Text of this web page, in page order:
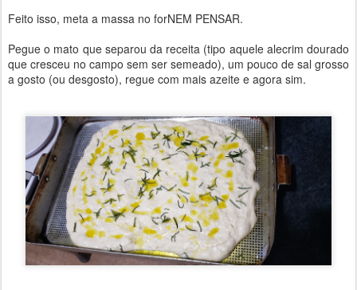
Feito isso, meta a massa no forNEM PENSAR.
Pegue o mato que separou da receita (tipo aquele alecrim dourado
que cresceu no campo sem ser semeado), um pouco de sal grosso
a gosto (ou desgosto), regue com mais azeite e agora sim.